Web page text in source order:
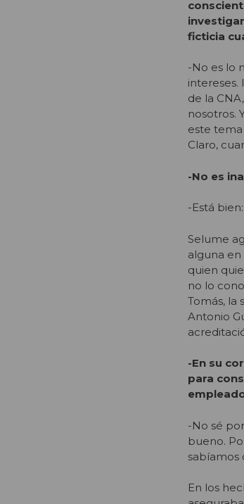
ficticia
-No es lo
intereses.
de la
nosotros.
este
Claro,
-No es
-Está
Selume
alguna en
quien
no lo
Tomás, la
Antonio
-En su
para
-No sé
bueno.
sabíamos
En los